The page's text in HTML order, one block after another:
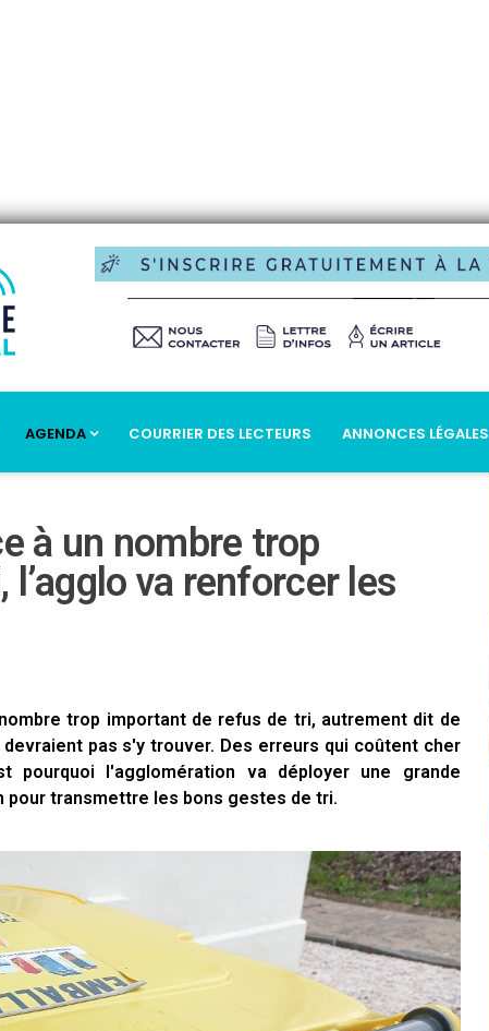
AGENDA COURRIER DES LECTEURS ANNONCES LÉGALES
à un nombre trop
va renforcer les
trop important de refus de tri, autrement dit de
pas s'y trouver. Des erreurs qui coûtent cher
pourquoi l'agglomération va déployer une grande
pour transmettre les bons gestes de tri.